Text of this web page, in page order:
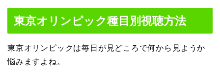
東京オリンピック種目別視聴方法
東京オリンピックは毎日が見どころで何から見ようか
悩みますよね。